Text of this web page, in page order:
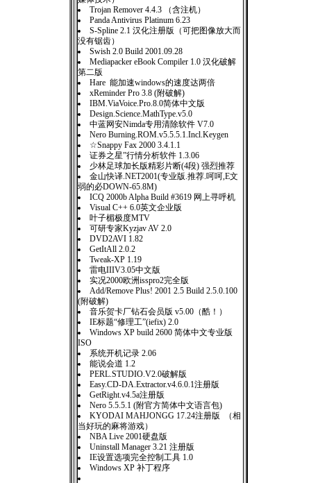
Trojan Remover 4.4.3 （含注机）
Panda Antivirus Platinum 6.23
S-Spline 2.1 汉化注册版（可把图像放大而
没有锯齿）
Swish 2.0 Build 2001.09.28
Mediapacker eBook Compiler 1.0 汉化破解
第二版
Hare 能加速windows的速度达两倍
xReminder Pro 3.8 (附破解)
IBM.ViaVoice.Pro.8.0简体中文版
Design.Science.MathType.v5.0
中蓝网安Nimda专用清除软件 V7.0
Nero Burning.ROM.v5.5.5.1.Incl.Keygen
☆Snappy Fax 2000 3.4.1.1
证券之星”行情分析软件 1.3.06
少林足球加长版精彩片断(4段) 强烈推荐
金山快译.NET2001(专业版.推荐.呵呵,E文
弱的必DOWN-65.8M)
ICQ 2000b Alpha Build #3619 网上寻呼机
Visual C++ 6.0英文企业版
叶子楣极度MTV
可研专家Kyzjav AV 2.0
DVD2AVI 1.82
GetItAll 2.0.2
Tweak-XP 1.19
雷电IIIV3.05中文版
实况2000欧洲isspro2完全版
Add/Remove Plus! 2001 2.5 Build 2.5.0.100
(附破解)
音乐贺卡厂钻石会员版 v5.00（酷！）
IE标题“修理工”(iefix) 2.0
Windows XP build 2600 简体中文专业版
ISO
系统开机记录 2.06
能说会道 1.2
PERL.STUDIO.V2.0破解版
Easy.CD-DA.Extractor.v4.6.0.1注册版
GetRight.v4.5a注册版
Nero 5.5.5.1 (附官方简体中文语言包)
KYODAI MAHJONGG 17.24注册版 （相
当好玩的麻将游戏）
NBA Live 2001硬盘版
Uninstall Manager 3.21 注册版
IE设置选项完全控制工具 1.0
Windows XP 补丁程序